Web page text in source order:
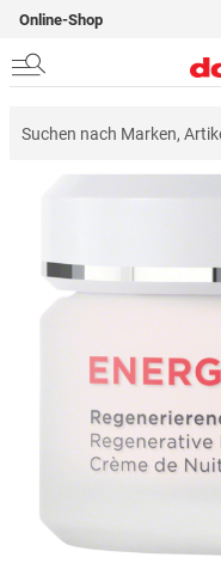
Online-Shop
springen